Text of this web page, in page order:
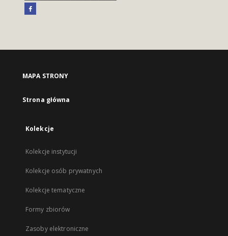
MAPA STRONY
Strona główna
Kolekcje
Kolekcje instytucji
Kolekcje osób prywatnych
Kolekcje tematyczne
Formy zbiorów
Zasoby elektroniczne